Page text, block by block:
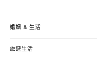
婚姻 & 生活
旅遊生活